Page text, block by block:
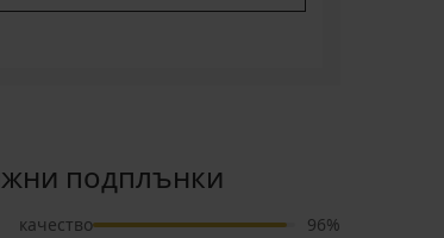
подплънки
качество
96%